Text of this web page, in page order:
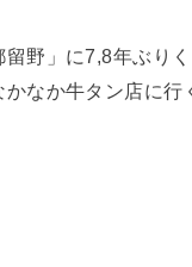
野」に7,8年ぶり
なか牛タン店に